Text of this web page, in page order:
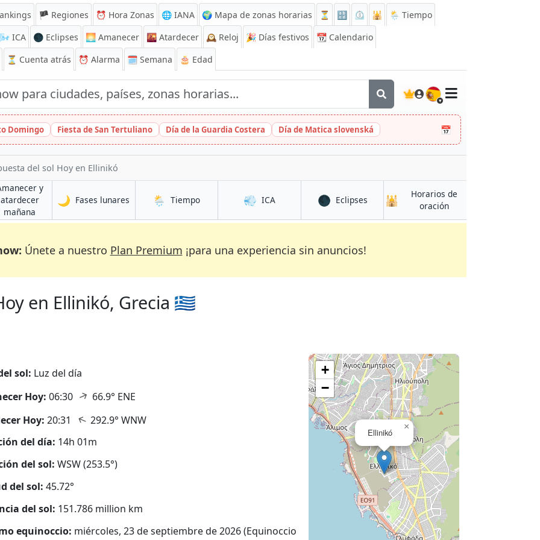
🏴 Regiones ⏰ Hora Zonas 🌐 IANA 🌍 Mapa de zonas horarias ⏳ 🔡 ⏲️ 🕌
🌦️ Tiempo
🌬️ ICA 🌑 Eclipses 🌅 Amanecer 🌇 Atardecer 🕰️ Reloj 🎉 Días festivos 📆 Calendario
⏳ Cuenta atrás ⏰ Alarma 🗓️ Semana 🎂 Edad
🇪🇸
Domingo Fiesta de San Tertuliano Día de la Guardia Costera Día de Matica slovenská 📅
del sol Hoy en Ellinikó
y
atardecer
mañana
🌙 Fases lunares en Ellinikó
🌦️ Tiempoen Ellinikó 💨 ICAen Ellinikó 🌑 Eclipsesen Ellinikó
🕌
Horarios de
oraciónen Ellinikó
Únete a nuestro Plan Premium ¡para una experiencia sin anuncios!
en Ellinikó, Grecia 🇬🇷
sol: Luz del día
Hoy: 06:30 ↑ 66.9° ENE
Hoy: 20:31 ↑ 292.9° WNW
del día: 14h 01m
del sol: WSW (253.5°)
del sol: 45.72°
del sol: 151.786 million km
equinoccio: miércoles, 23 de septiembre de 2026 (Equinoccio
Ellinikó
×
+
−